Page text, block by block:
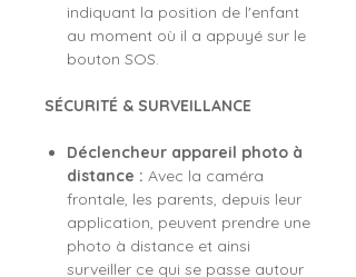
indiquant la position de l'enfant
au moment où il a appuyé sur le
bouton SOS.
SÉCURITÉ & SURVEILLANCE
Déclencheur appareil photo à
distance : Avec la caméra
frontale, les parents, depuis leur
application, peuvent prendre une
photo à distance et ainsi
surveiller ce qui se passe autour